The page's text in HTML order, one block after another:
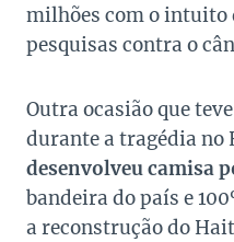
milhões com o intuito
pesquisas contra o
Outra ocasião que
durante a tragédia no
desenvolveu camisa
bandeira do país e
a reconstrução do